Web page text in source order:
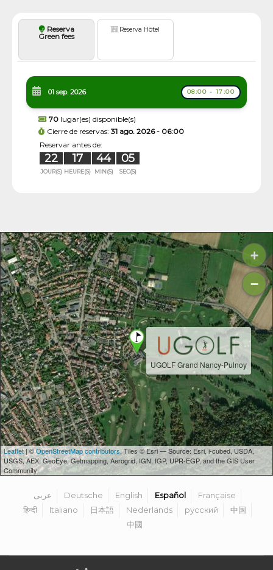
Reserva
Green fees
Reserva Hôtel
01 sep. 2026 08:00 - 17:00
70 lugar(es) disponible(s)
Cierre de reservas:31 ago. 2026 - 06:00
Reservar antes de:
22 17 44 04
JOUR(S) HEURE(S) MIN(S) SEC(S)
UGOLF Grand Nancy-Pulnoy
+
−
Leaflet| ©OpenStreetMap contributors, Tiles © Esri — Source: Esri, i-cubed, USDA,
USGS, AEX, GeoEye, Getmapping, Aerogrid, IGN, IGP, UPR-EGP, and the GIS User
Community
عربى Deutsche English Español
Française
हिन्दी
Italiano 日本語 Nederlands русский
中国
中國